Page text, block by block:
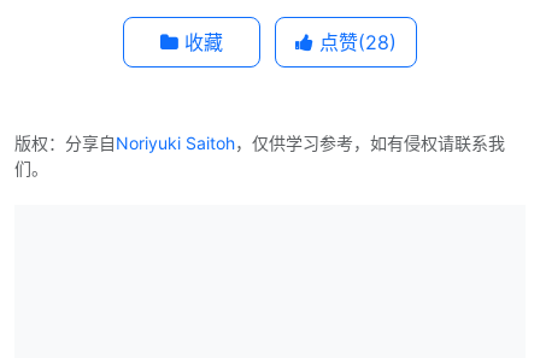
收藏 点赞(28)
版权：分享自Noriyuki Saitoh，仅供学习参考，如有侵权请联系我
们。